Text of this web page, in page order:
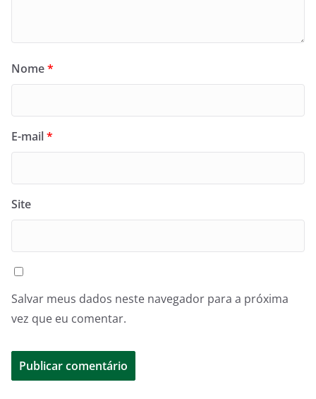
Nome*
E-mail*
Site
Salvar meus dados neste navegador para a próxima
vez que eu comentar.